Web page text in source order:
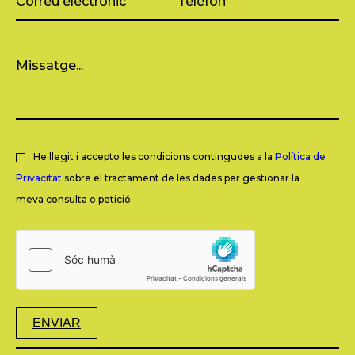
He llegit i accepto les condicions contingudes a la Política de
Privacitat sobre el tractament de les dades per gestionar la
meva consulta o petició.
ENVIAR